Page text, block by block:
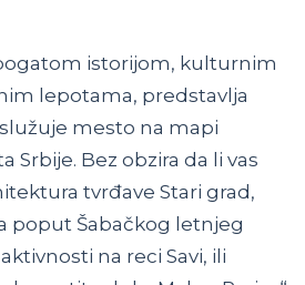
istorijom, kulturnim
lepotama, predstavlja
mesto na mapi
Srbije. Bez obzira da li vas
tvrđave Stari grad,
poput Šabačkog letnjeg
na reci Savi, ili